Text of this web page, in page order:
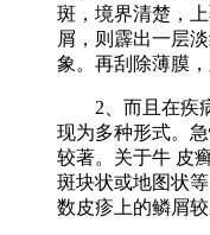
斑，境界清楚，
屑，则霹出一层
象。再刮除薄膜
2、而且在疾病
现为多种形式。
较著。关于牛 皮
斑块状或地图状
数皮疹上的鳞屑